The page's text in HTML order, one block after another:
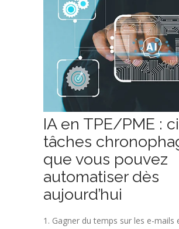
IA en TPE/PME :
tâches
que vous pouvez
automatiser dès
aujourd’hui
1. Gagner du temps sur les e-mails